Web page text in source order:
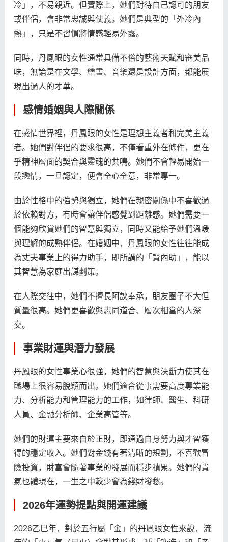
冷」，不易親近。但實際上，她們對待自己認可的朋友
或伴侶，會非常忠誠與仗義。她們是典型的「外冷內
熱」，只是不習慣將情感輕易外露。
同時，丹鳳眼的女性通常具備不俗的藝術天賦和審美品
味，無論是在文學、繪畫、音樂還是設計方面，都能展
現出過人的才華。
感情婚姻與人際關係
在感情世界裡，丹鳳眼的女性是理想主義者和完美主義
者。她們對伴侶的要求很高，不僅看重外在條件，更在
乎精神層面的契合與靈魂的共鳴。她們不會輕易開始一
段戀情，一旦認定，便會全心全意，非常專一。
由於性格中的強勢與獨立，她們在親密關係中不喜歡過
於依賴對方，有時會讓伴侶感覺到距離感。她們需要一
個能夠欣賞她們的智慧與獨立，同時又能給予她們溫暖
與理解的成熟伴侶。在婚姻中，丹鳳眼的女性往往能成
為丈夫事業上的得力助手，即所謂的「賢內助」，能以
其智慧為家庭出謀劃策。
在人際交往中，她們不擅長阿諛奉承，朋友圈子不大但
質量很高。她們更喜歡與志同道合、層次相當的人深
交。
事業財運與潛力發展
丹鳳眼的女性事業心很強，她們的智慧與決斷力使其在
職場上很容易脫穎而出。她們適合從事需要高度專業能
力、分析能力和管理能力的工作，如律師、醫生、科研
人員、金融分析師、企業高管等。
她們的財運主要來自於正財，即通過自身努力與才智獲
得的穩定收入。她們對金錢有著清晰的規劃，不喜歡冒
險投資，財富會隨著事業的發展而穩步積累。她們的貴
氣也體現在，一生之中較少會為錢財發愁。
2026年運勢提點與開運建議
2026乙巳年，對於五行屬「金」的丹鳳眼女性來說，流